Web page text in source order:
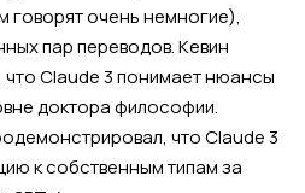
говорят очень немногие),
пар переводов. Кевин
Claude 3 понимает нюансы
доктора философии.
что Claude 3
к собственным типам за